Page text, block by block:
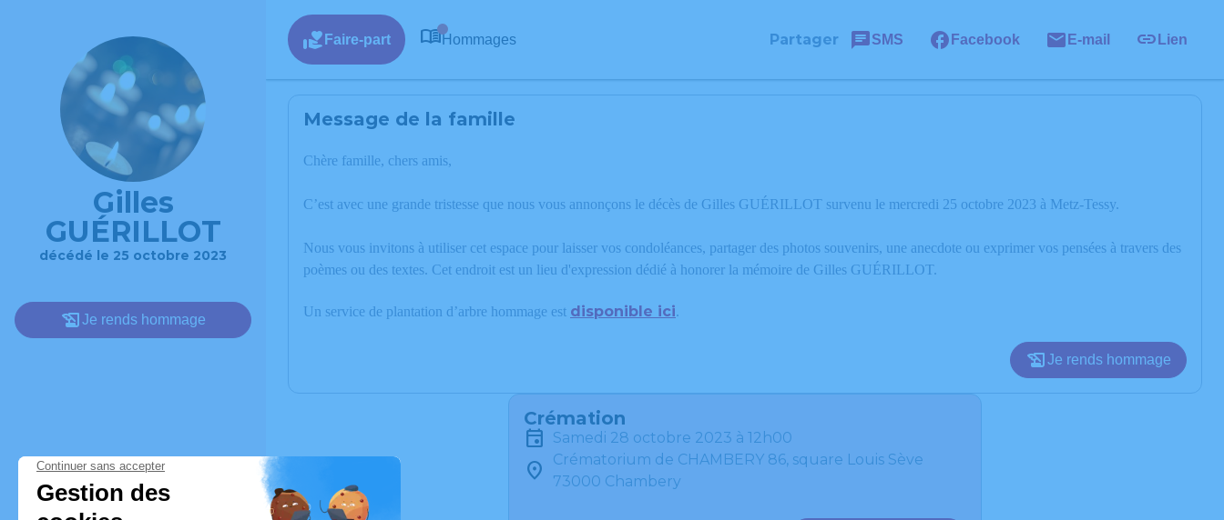
Gilles
GUÉRILLOT
décédé le 25 octobre 2023
Je rends hommage
Faire-part Hommages Partager SMS Facebook E-mail Lien
Message de la famille
Chère famille, chers amis,
C’est avec une grande tristesse que nous vous annonçons le décès de Gilles GUÉRILLOT survenu le mercredi 25 octobre 2023 à Metz-Tessy.
Nous vous invitons à utiliser cet espace pour laisser vos condoléances, partager des photos souvenirs, une anecdote ou exprimer vos pensées à travers des
poèmes ou des textes. Cet endroit est un lieu d'expression dédié à honorer la mémoire de Gilles GUÉRILLOT.
Un service de plantation d’arbre hommage est disponible ici.
Je rends hommage
Crémation
samedi 28 octobre 2023 à 12h00
Crématorium de CHAMBERY 86, square Louis Sève
73000 Chambery